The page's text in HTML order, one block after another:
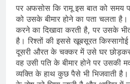
पर अफसोस कि रामू इस बात को समय
को उसके बीमार होने का पता चलता
करने का दिखावा करती है, पर उसके
है। रिश्तों की इससे खूबसूरत
दूसरी औरत के चक्कर में उसे घर छोड़कर
वह उसी पति के बीमार होने पर उसकी
व्यक्ति के हाथ कुछ पैसे भी भिजवाती